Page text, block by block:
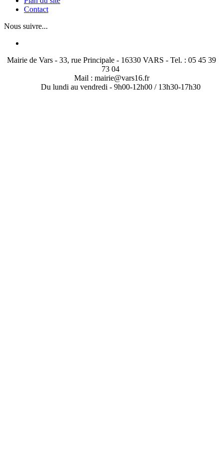
Contact
Nous suivre...
Mairie de Vars - 33, rue Principale - 16330 VARS - Tel. : 05 45 39
73 04
Mail : mairie@vars16.fr
Du lundi au vendredi - 9h00-12h00 / 13h30-17h30